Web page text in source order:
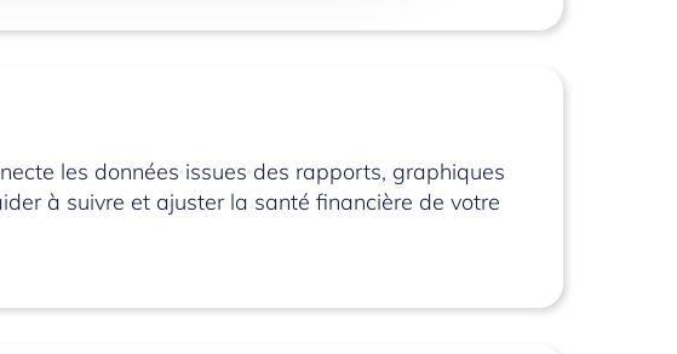
les données issues des rapports, graphiques
à suivre et ajuster la santé financière de votre